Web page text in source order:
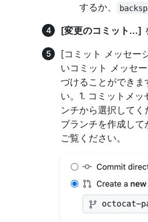
するか、
[変更のコミット...]
[コミット メッセー
いコミット メッセ
づけることができ
い。1. コミットメ
ンチから選択して
ブランチを作成し
ご覧ください。